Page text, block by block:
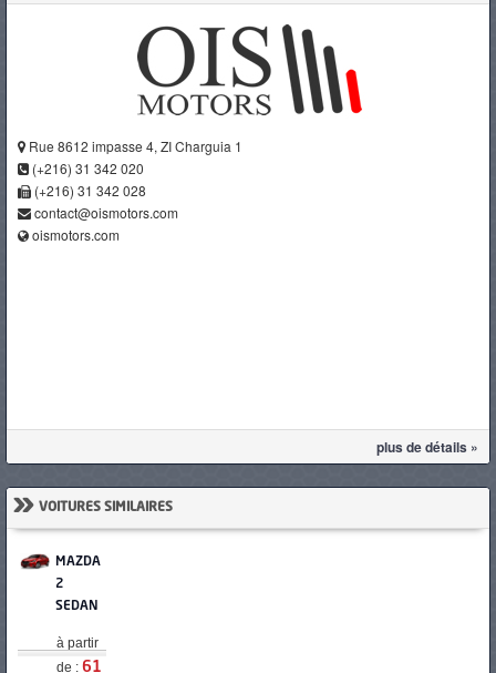
Rue 8612 impasse 4, ZI Charguia 1
(+216) 31 342 020
(+216) 31 342 028
contact@oismotors.com
oismotors.com
plus de détails »
» VOITURES SIMILAIRES
MAZDA
2
SEDAN
à partir
de : 61